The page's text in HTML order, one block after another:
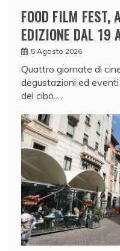
FOOD FILM
EDIZIONE DAL 19
5 Agosto 2026
Quattro giornate di
degustazioni ed
del cibo.…